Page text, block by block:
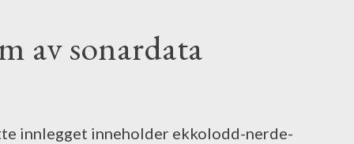
av sonardata
innlegget inneholder ekkolodd-nerde-